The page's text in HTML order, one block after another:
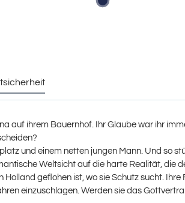
auf ihrem Bauernhof. Ihr Glaube war ihr
und einem netten jungen Mann. Und so
Weltsicht auf die harte Realität, die
Holland geflohen ist, wo sie Schutz sucht.
einzuschlagen. Werden sie das